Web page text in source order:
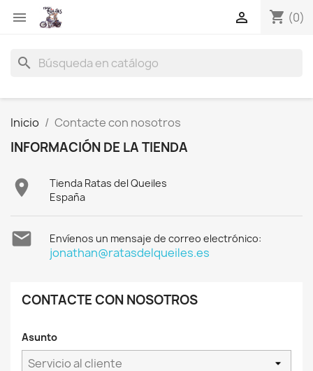
 shopping_cart (0)

search
Inicio Contacte con nosotros
INFORMACIÓN DE LA TIENDA

Tienda Ratas del Queiles
España
 Envíenos un mensaje de correo electrónico:
jonathan@ratasdelqueiles.es
CONTACTE CON NOSOTROS
Asunto